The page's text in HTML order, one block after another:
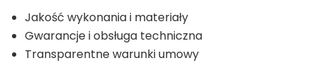
Jakość wykonania i materiały
Gwarancje i obsługa techniczna
Transparentne warunki umowy